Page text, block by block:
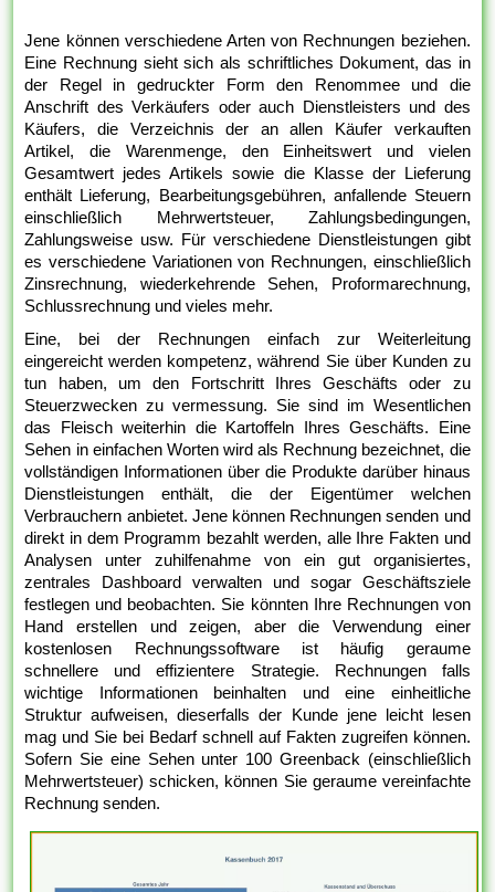
Jene können verschiedene Arten von Rechnungen beziehen.
Eine Rechnung sieht sich als schriftliches Dokument, das in
der Regel in gedruckter Form den Renommee und die
Anschrift des Verkäufers oder auch Dienstleisters und des
Käufers, die Verzeichnis der an allen Käufer verkauften
Artikel, die Warenmenge, den Einheitswert und vielen
Gesamtwert jedes Artikels sowie die Klasse der Lieferung
enthält Lieferung, Bearbeitungsgebühren, anfallende Steuern
einschließlich Mehrwertsteuer, Zahlungsbedingungen,
Zahlungsweise usw. Für verschiedene Dienstleistungen gibt
es verschiedene Variationen von Rechnungen, einschließlich
Zinsrechnung, wiederkehrende Sehen, Proformarechnung,
Schlussrechnung und vieles mehr.
Eine, bei der Rechnungen einfach zur Weiterleitung
eingereicht werden kompetenz, während Sie über Kunden zu
tun haben, um den Fortschritt Ihres Geschäfts oder zu
Steuerzwecken zu vermessung. Sie sind im Wesentlichen
das Fleisch weiterhin die Kartoffeln Ihres Geschäfts. Eine
Sehen in einfachen Worten wird als Rechnung bezeichnet, die
vollständigen Informationen über die Produkte darüber hinaus
Dienstleistungen enthält, die der Eigentümer welchen
Verbrauchern anbietet. Jene können Rechnungen senden und
direkt in dem Programm bezahlt werden, alle Ihre Fakten und
Analysen unter zuhilfenahme von ein gut organisiertes,
zentrales Dashboard verwalten und sogar Geschäftsziele
festlegen und beobachten. Sie könnten Ihre Rechnungen von
Hand erstellen und zeigen, aber die Verwendung einer
kostenlosen Rechnungssoftware ist häufig geraume
schnellere und effizientere Strategie. Rechnungen falls
wichtige Informationen beinhalten und eine einheitliche
Struktur aufweisen, dieserfalls der Kunde jene leicht lesen
mag und Sie bei Bedarf schnell auf Fakten zugreifen können.
Sofern Sie eine Sehen unter 100 Greenback (einschließlich
Mehrwertsteuer) schicken, können Sie geraume vereinfachte
Rechnung senden.